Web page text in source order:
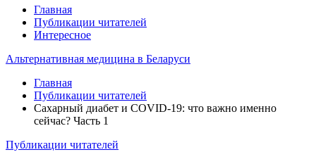
Главная
Публикации читателей
Интересное
Альтернативная медицина в Беларуси
Главная
Публикации читателей
Сахарный диабет и COVID-19: что важно именно
сейчас? Часть 1
Публикации читателей